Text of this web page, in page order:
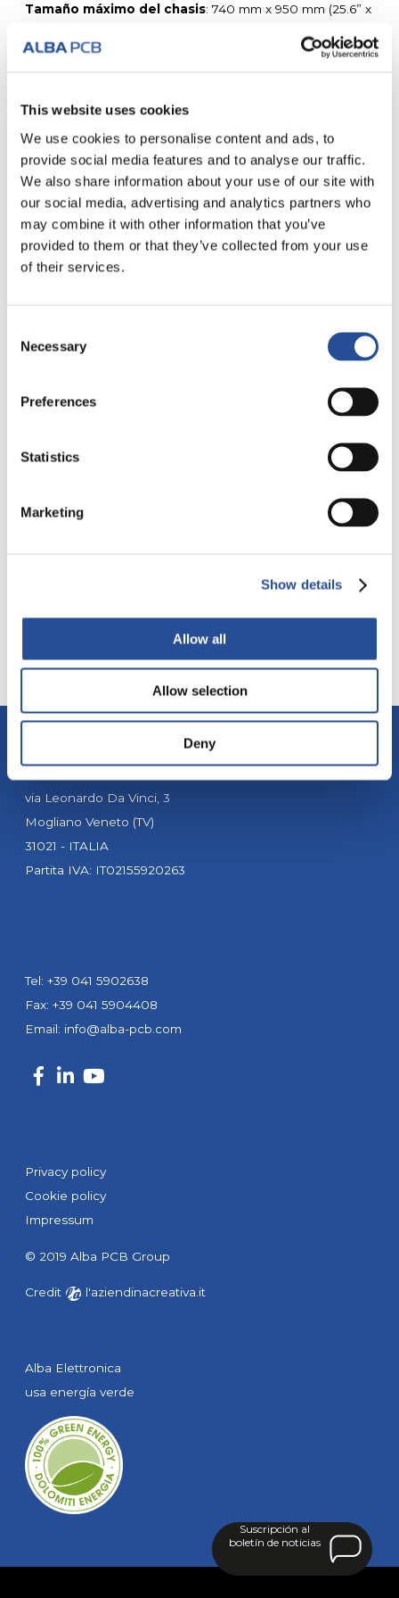
This website uses cookies
We use cookies to personalise content and ads, to
provide social media features and to analyse our traffic.
We also share information about your use of our site with
our social media, advertising and analytics partners who
may combine it with other information that you’ve
provided to them or that they’ve collected from your use
of their services.
Selection
Necessary
Preferences
Statistics
Marketing
Show details
Allow all
Allow selection
Deny
Tamaño máximo del chasis: 740 mm x 950 mm (25.6” x
Tamaño máximo de la hoja suelta
: 650 mm x 850 mm.
Tolerancia x/y
: +/- 2um.
TODO TIPO DE SERVICIO
SMT STENCIL
ALBA PCB Group
via Leonardo Da Vinci, 3
Mogliano Veneto (TV)
31021 - ITALIA
Partita IVA: IT02155920263
Tel: +39 041 5902638
Fax: +39 041 5904408
Email: info@alba-pcb.com
Privacy policy
Cookie policy
Impressum
© 2019 Alba PCB Group
Credit l'aziendinacreativa.it
Alba Elettronica
usa energía verde
Suscripción al
boletín de noticias